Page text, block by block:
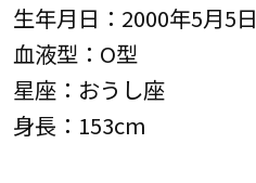
生年月日：2000年5月5日
血液型：O型
星座：おうし座
身長：153cm